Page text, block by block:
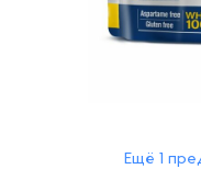
Ещё 1